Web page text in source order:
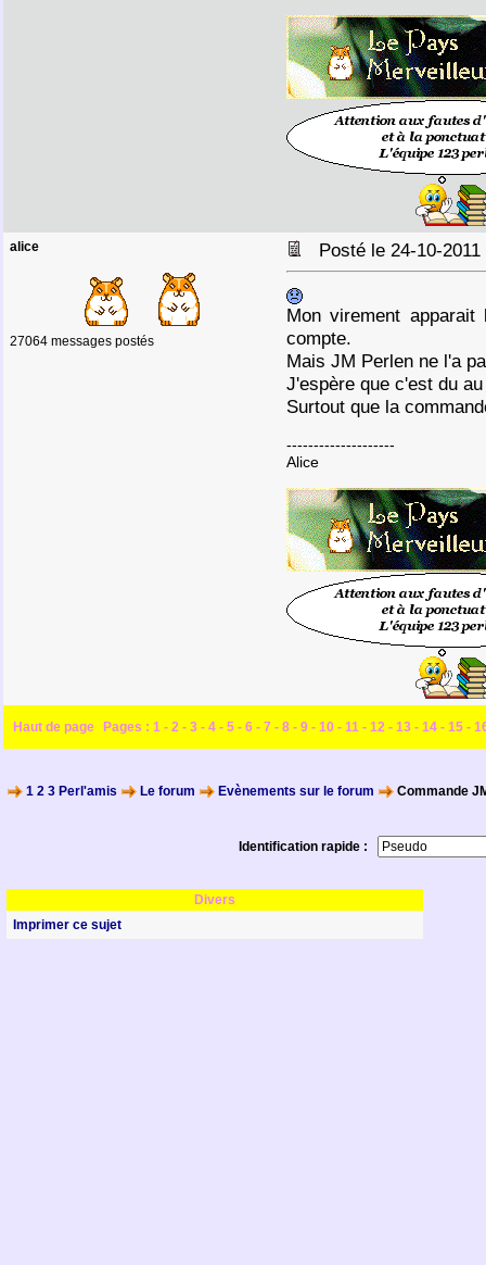
alice
27064 messages postés
Posté le 24-10-
Mon virement
compte.
Mais JM Perlen ne l'a
J'espère que c'est du
Surtout que la
--------------------
Alice
Haut de page Pages : 1 - 2 - 3 - 4 - 5 - 6 - 7 - 8 - 9 - 10 - 11 - 12 - 13 - 14 - 15 -
1 2 3 Perl'amis Le forum Evènements sur le forum Commande
Identification rapide :
Divers
Imprimer ce sujet